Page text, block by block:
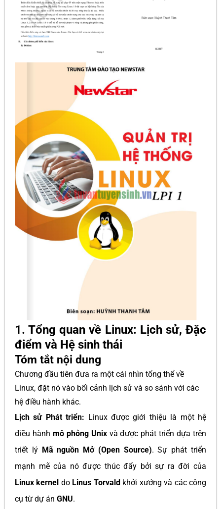
1. Tổng quan về Linux: Lịch sử, Đặc
điểm và Hệ sinh thái
Tóm tắt nội dung
Chương đầu tiên đưa ra một cái nhìn tổng thể về
Linux, đặt nó vào bối cảnh lịch sử và so sánh với các
hệ điều hành khác.
Lịch sử Phát triển: Linux được giới thiệu là một hệ
điều hành mô phỏng Unixvà được phát triển dựa trên
triết lý Mã nguồn Mở (Open Source). Sự phát triển
mạnh mẽ của nó được thúc đẩy bởi sự ra đời của
Linux kernel do Linus Torvald khởi xướng và các công
cụ từ dự án GNU.